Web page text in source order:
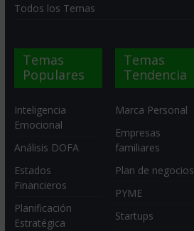
Todos los Temas
Temas
Populares
Inteligencia
Emocional
Análisis DOFA
Estados
Financieros
Planificación
Estratégica
Temas
Tendencia
Marca Personal
Empresas
familiares
Plan de negocios
PYME
Startups